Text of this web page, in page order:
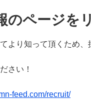
のページを
より知って頂くため
さい！
feed.com/recruit/